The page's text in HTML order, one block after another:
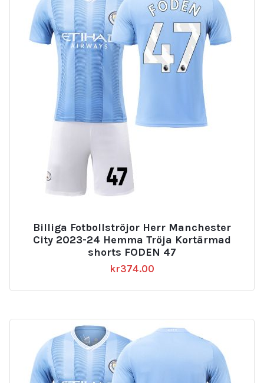
Billiga Fotbollströjor Herr Manchester
City 2023-24 Hemma Tröja Kortärmad
shorts FODEN 47
kr374.00